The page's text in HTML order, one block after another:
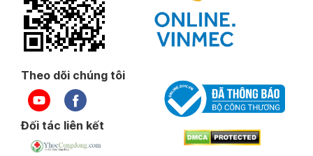
Theo dõi chúng tôi
Đối tác liên kết